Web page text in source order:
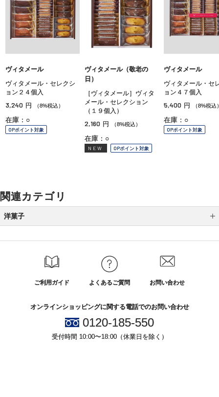
ヴィタメール
ヴィタメール・セレクシ
ョン２４個入
3,240 円 （8%税込）
在庫：○
OPポイント対象
ヴィタメール（敬老の
日）
［ヴィタメール］ヴィタ
メール・セレクション
（１９個入）
2,160 円 （8%税込）
在庫：○
NEW OPポイント対象
ヴィタメール
ヴィタメール・セ
ョン４７個入
5,400 円 （8%税込
在庫：○
OPポイント対象
関連カテゴリ
洋菓子
パイ・サブレ・ミルフィーユ
ご利用ガイド よくあるご質問 お問い合わせ
オンラインショッピングに関する電話でのお問い合わせ
0120-185-550
受付時間 10:00〜18:00（休業日を除く）